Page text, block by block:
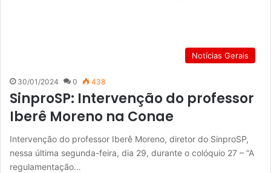
Notícias Gerais
30/01/2024 0 438
SinproSP: Intervenção do professor
Iberê Moreno na Conae
Intervenção do professor Iberê Moreno, diretor do SinproSP,
nessa última segunda-feira, dia 29, durante o colóquio 27 – “A
regulamentação…